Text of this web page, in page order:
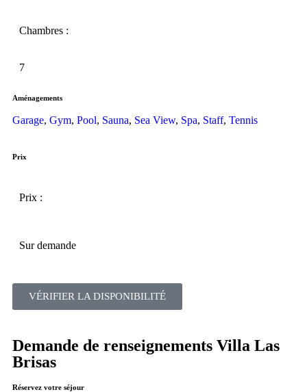
Chambres :
7
Aménagements
Garage, Gym, Pool, Sauna, Sea View, Spa, Staff, Tennis
Prix
Prix :
Sur demande
VÉRIFIER LA DISPONIBILITÉ
Demande de renseignements Villa Las
Brisas
Réservez votre séjour